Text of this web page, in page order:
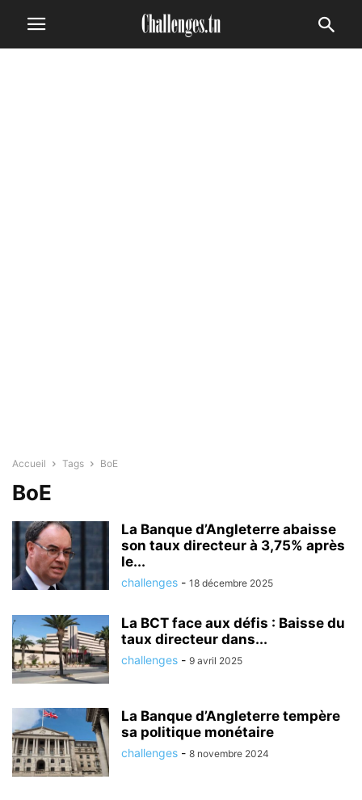
Accueil Tags BoE
BoE
La Banque d’Angleterre abaisse
son taux directeur à 3,75% après
le...
challenges - 18 décembre 2025
La BCT face aux défis : Baisse du
taux directeur dans...
challenges - 9 avril 2025
La Banque d’Angleterre tempère
sa politique monétaire
challenges - 8 novembre 2024